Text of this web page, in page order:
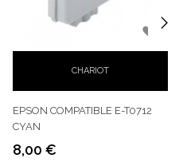
CHARIOT

EPSON COMPATIBLE E-T0712
CYAN
Prix
8,00 €
›